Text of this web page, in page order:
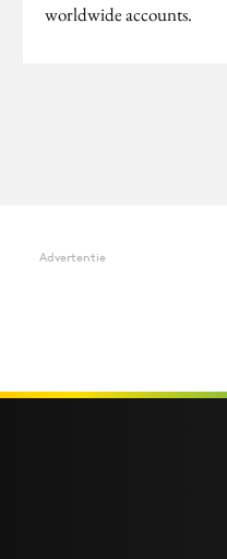
worldwide accounts.
Advertentie